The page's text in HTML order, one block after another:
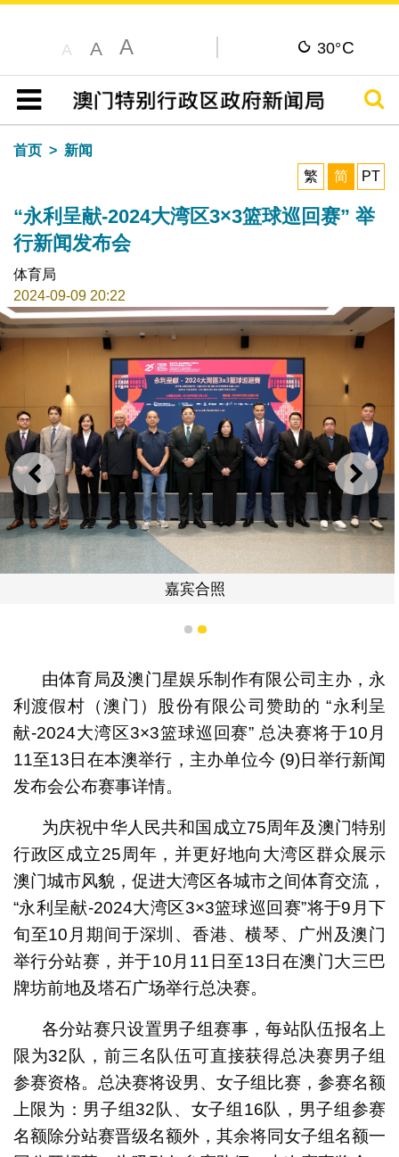
A A A 30°C
目录
搜寻
首页
新闻
繁
简 PT
“永利呈献-2024大湾区3×3篮球巡回赛” 举
行新闻发布会
体育局
2024-09-09 20:22
上一则 下一
嘉宾合照
1 2
由体育局及澳门星娱乐制作有限公司主办，永
利渡假村（澳门）股份有限公司赞助的 “永利呈
献-2024大湾区3×3篮球巡回赛” 总决赛将于10月
11至13日在本澳举行，主办单位今 (9)日举行新闻
发布会公布赛事详情。
为庆祝中华人民共和国成立75周年及澳门特别
行政区成立25周年，并更好地向大湾区群众展示
澳门城市风貌，促进大湾区各城市之间体育交流，
“永利呈献-2024大湾区3×3篮球巡回赛”将于9月下
旬至10月期间于深圳、香港、横琴、广州及澳门
举行分站赛，并于10月11日至13日在澳门大三巴
牌坊前地及塔石广场举行总决赛。
各分站赛只设置男子组赛事，每站队伍报名上
限为32队，前三名队伍可直接获得总决赛男子组
参赛资格。总决赛将设男、女子组比赛，参赛名额
上限为：男子组32队、女子组16队，男子组参赛
名额除分站赛晋级名额外，其余将同女子组名额一